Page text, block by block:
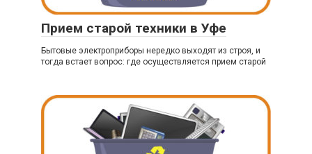
Прием старой техники в Уфе
Бытовые электроприборы нередко выходят из строя, и
тогда встает вопрос: где осуществляется прием старой